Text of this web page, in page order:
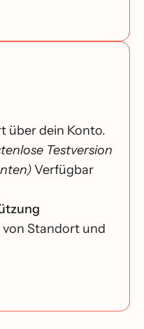
über dein Konto.
Testversion
Verfügbar
Standort und